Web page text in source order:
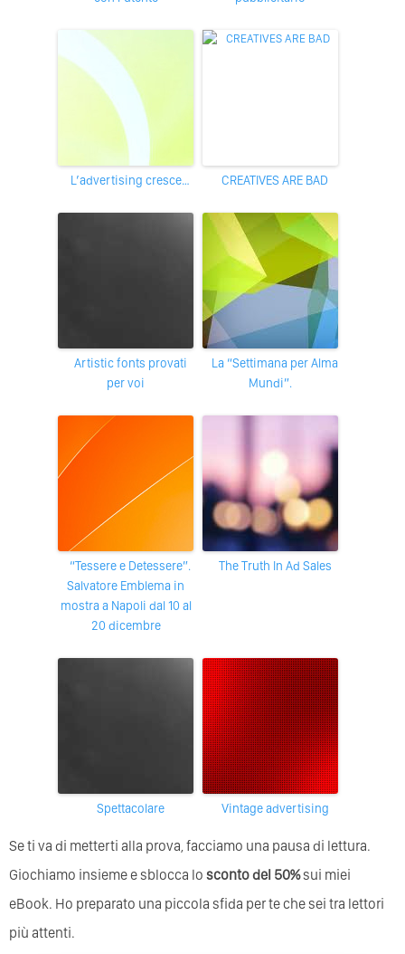
L’advertising cresce… CREATIVES ARE BAD
Artistic fonts provati
per voi
La “Settimana per Alma
Mundi”.
“Tessere e Detessere”.
Salvatore Emblema in
mostra a Napoli dal 10 al
20 dicembre
The Truth In Ad Sales
Spettacolare Vintage advertising
Se ti va di metterti alla prova, facciamo una pausa di lettura.
Giochiamo insieme e sblocca lo sconto del 50%sui miei
eBook. Ho preparato una piccola sfida per te che sei tra lettori
più attenti.